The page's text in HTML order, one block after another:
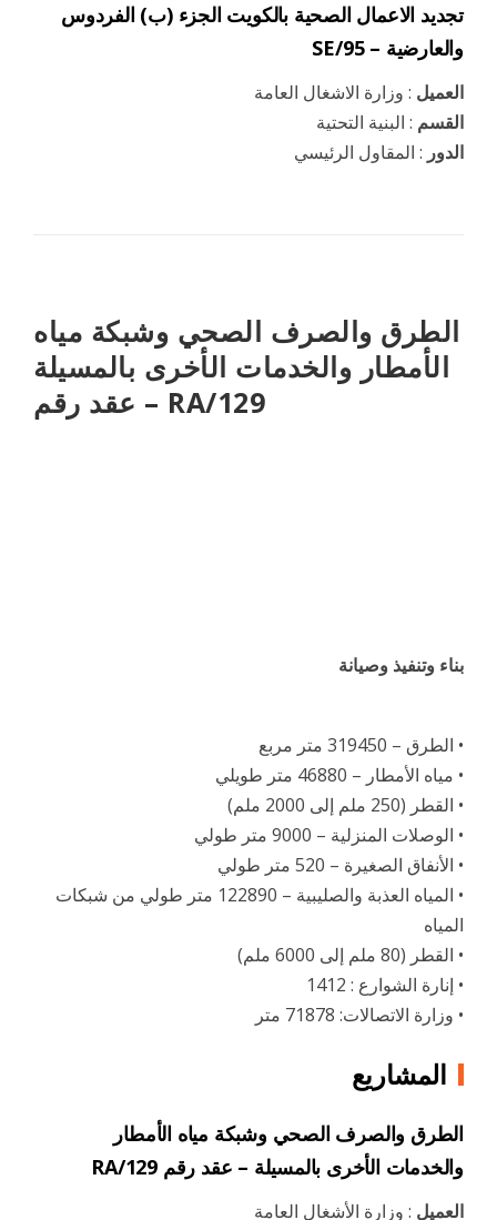
تجديد الاعمال الصحية بالكويت الجزء (ب) الفردوس
والعارضية – SE/95
العميل : وزارة الاشغال العامة
القسم : البنية التحتية
الدور : المقاول الرئيسي
الطرق والصرف الصحي وشبكة مياه
الأمطار والخدمات الأخرى بالمسيلة
– عقد رقم RA/129
بناء وتنفيذ وصيانة
• الطرق – 319450 متر مربع
• مياه الأمطار – 46880 متر طويلي
• القطر (250 ملم إلى 2000 ملم)
• الوصلات المنزلية – 9000 متر طولي
• الأنفاق الصغيرة – 520 متر طولي
• المياه العذبة والصليبية – 122890 متر طولي من شبكات
المياه
• القطر (80 ملم إلى 6000 ملم)
• إنارة الشوارع : 1412
• وزارة الاتصالات: 71878 متر
المشاريع
الطرق والصرف الصحي وشبكة مياه الأمطار
والخدمات الأخرى بالمسيلة – عقد رقم RA/129
العميل : وزارة الأشغال العامة